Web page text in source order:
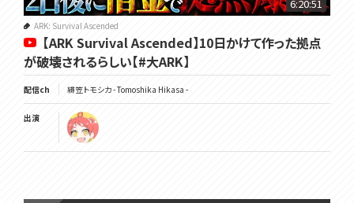
6:20:51
ARK: Survival Ascended
【ARK Survival Ascended】10日かけて作った拠点
が破壊されるらしい【#大ARK】
配信ch 緋笠トモシカ - Tomoshika Hikasa -
出演